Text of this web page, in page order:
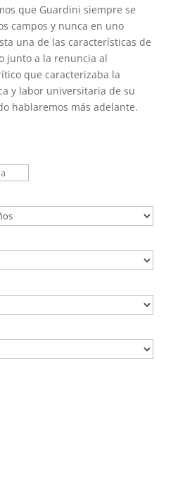
que Guardini siempre se
campos y nunca en uno
una de las características de
junto a la renuncia al
que caracterizaba la
y labor universitaria de su
hablaremos más adelante.